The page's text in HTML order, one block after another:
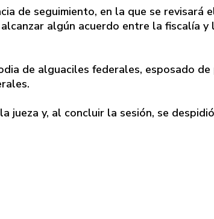
de seguimiento, en la que se revisará
algún acuerdo entre la fiscalía y
de alguaciles federales, esposado de
jueza y, al concluir la sesión, se